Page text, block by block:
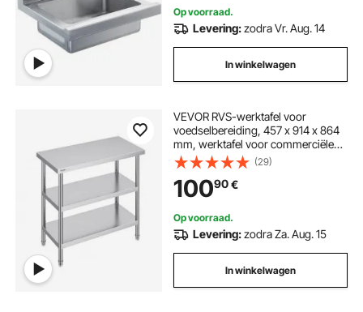
Op voorraad.
Levering:zodra Vr. Aug. 14
In winkelwagen
VEVOR RVS-werktafel voor
voedselbereiding, 457 x 914 x 864
mm, werktafel voor commerciële
keukens, met 2 verstelbare
onderste planken, robuuste
metalen werktafel voor grill, keuken
(29)
10090€
Op voorraad.
Levering:zodra Za. Aug. 15
In winkelwagen